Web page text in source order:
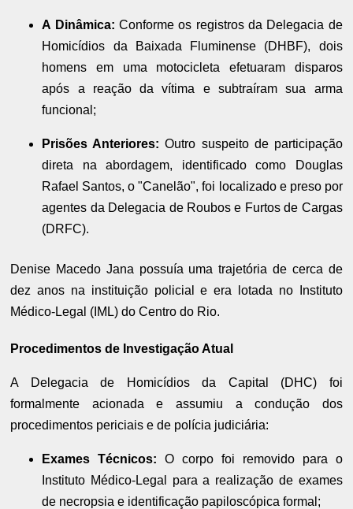
A Dinâmica: Conforme os registros da Delegacia de
Homicídios da Baixada Fluminense (DHBF), dois
homens em uma motocicleta efetuaram disparos
após a reação da vítima e subtraíram sua arma
funcional;
Prisões Anteriores: Outro suspeito de participação
direta na abordagem, identificado como Douglas
Rafael Santos, o "Canelão", foi localizado e preso por
agentes da Delegacia de Roubos e Furtos de Cargas
(DRFC).
Denise Macedo Jana possuía uma trajetória de cerca de
dez anos na instituição policial e era lotada no Instituto
Médico-Legal (IML) do Centro do Rio.
Procedimentos de Investigação Atual
A Delegacia de Homicídios da Capital (DHC) foi
formalmente acionada e assumiu a condução dos
procedimentos periciais e de polícia judiciária:
Exames Técnicos: O corpo foi removido para o
Instituto Médico-Legal para a realização de exames
de necropsia e identificação papiloscópica formal;